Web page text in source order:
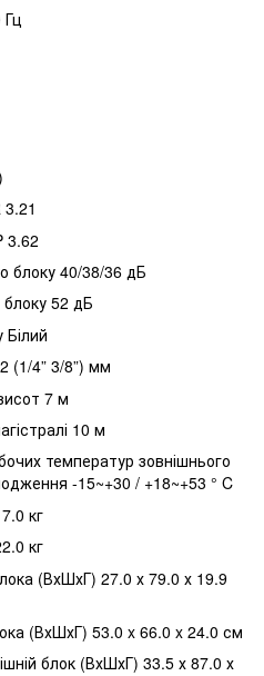
3.62
блоку 40/38/36 дБ
блоку 52 дБ
Білий
(1/4” 3/8”) мм
7 м
10 м
температур зовнішнього
-15~+30 / +18~+53 ° C
кг
кг
(ВхШхГ) 27.0 х 79.0 х 19.9
(ВхШхГ) 53.0 x 66.0 x 24.0 см
блок (ВхШхГ) 33.5 х 87.0 х